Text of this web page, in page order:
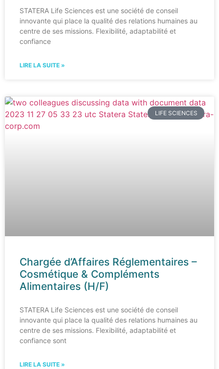
STATERA Life Sciences est une société de conseil
innovante qui place la qualité des relations humaines au
centre de ses missions. Flexibilité, adaptabilité et
confiance
LIRE LA SUITE »
LIFE SCIENCES
Chargée d’Affaires Réglementaires –
Cosmétique & Compléments
Alimentaires (H/F)
STATERA Life Sciences est une société de conseil
innovante qui place la qualité des relations humaines au
centre de ses missions. Flexibilité, adaptabilité et
confiance sont
LIRE LA SUITE »